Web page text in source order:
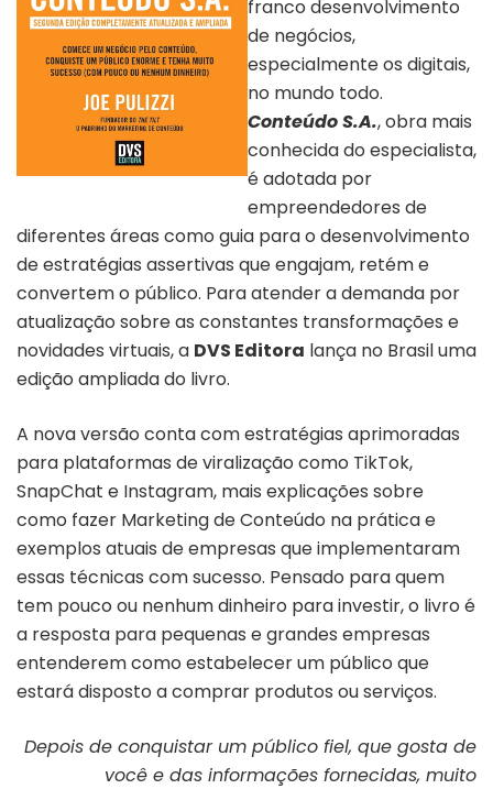
franco desenvolvimento
de negócios,
especialmente os digitais,
no mundo todo.
Conteúdo S.A., obra mais
conhecida do especialista,
é adotada por
empreendedores de
diferentes áreas como guia para o desenvolvimento
de estratégias assertivas que engajam, retém e
convertem o público. Para atender a demanda por
atualização sobre as constantes transformações e
novidades virtuais, a DVS Editora lança no Brasil uma
edição ampliada do livro.
A nova versão conta com estratégias aprimoradas
para plataformas de viralização como TikTok,
SnapChat e Instagram, mais explicações sobre
como fazer Marketing de Conteúdo na prática e
exemplos atuais de empresas que implementaram
essas técnicas com sucesso. Pensado para quem
tem pouco ou nenhum dinheiro para investir, o livro é
a resposta para pequenas e grandes empresas
entenderem como estabelecer um público que
estará disposto a comprar produtos ou serviços.
Depois de conquistar um público fiel, que gosta de
você e das informações fornecidas, muito